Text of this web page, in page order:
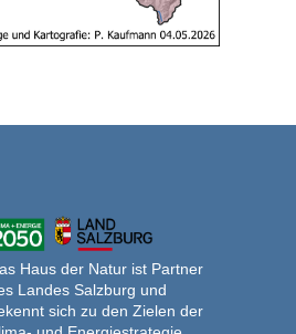
Haus der Natur ist Partner
Landes Salzburg und
sich zu den Zielen der